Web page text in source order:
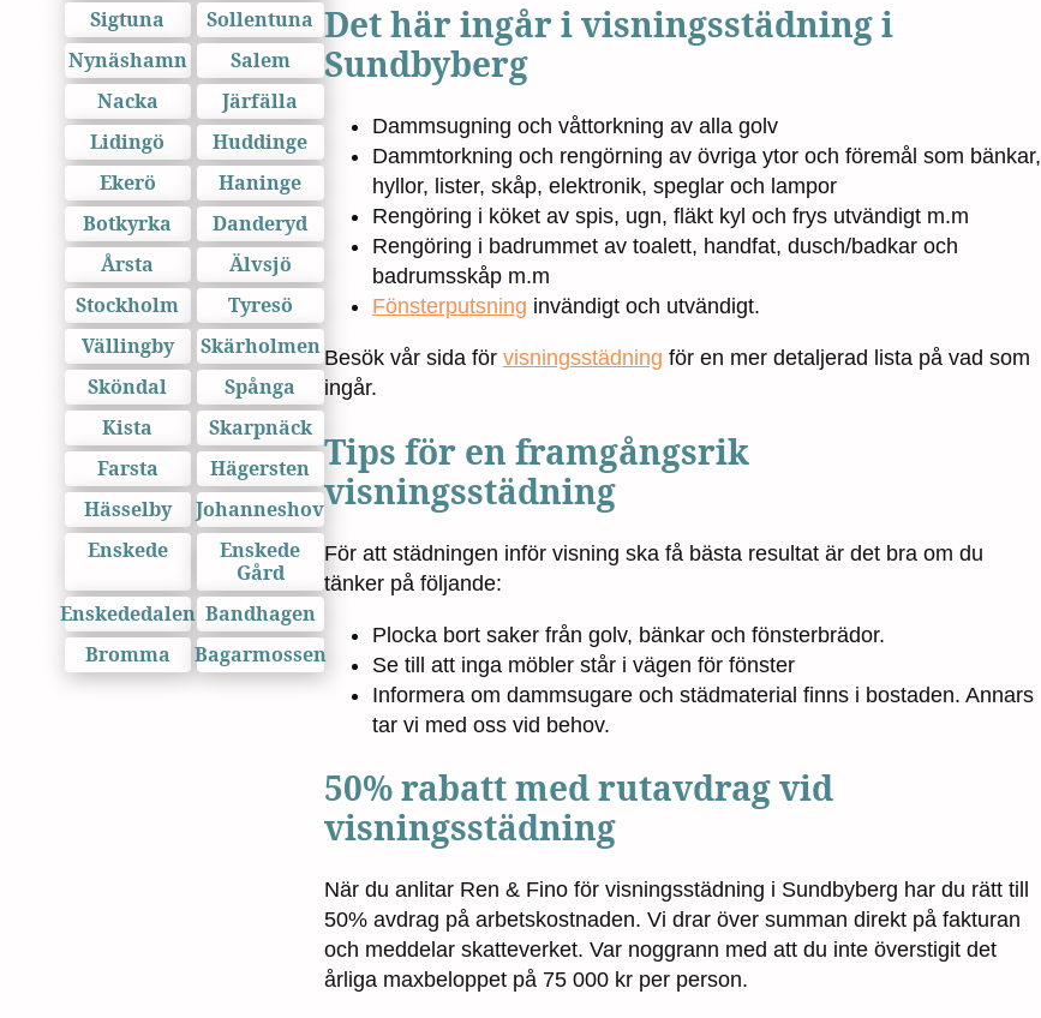
Sigtuna
Sollentuna
Nynäshamn
Salem
Nacka
Järfälla
Lidingö
Huddinge
Ekerö
Haninge
Botkyrka
Danderyd
Årsta
Älvsjö
Stockholm
Tyresö
Vällingby
Skärholmen
Sköndal
Spånga
Kista
Skarpnäck
Farsta
Hägersten
Hässelby
Johanneshov
Enskede
Enskede
Gård
Enskededalen Bandhagen
Bromma
Bagarmossen
Det här ingår i visningsstädning i
Sundbyberg
Dammsugning och våttorkning av alla golv
Dammtorkning och rengörning av övriga ytor och föremål som bänkar,
hyllor, lister, skåp, elektronik, speglar och lampor
Rengöring i köket av spis, ugn, fläkt kyl och frys utvändigt m.m
Rengöring i badrummet av toalett, handfat, dusch/badkar och
badrumsskåp m.m
Fönsterputsning invändigt och utvändigt.
Besök vår sida för visningsstädning för en mer detaljerad lista på vad som
ingår.
Tips för en framgångsrik
visningsstädning
För att städningen inför visning ska få bästa resultat är det bra om du
tänker på följande:
Plocka bort saker från golv, bänkar och fönsterbrädor.
Se till att inga möbler står i vägen för fönster
Informera om dammsugare och städmaterial finns i bostaden. Annars
tar vi med oss vid behov.
50% rabatt med rutavdrag vid
visningsstädning
När du anlitar Ren & Fino för visningsstädning i Sundbyberg har du rätt till
50% avdrag på arbetskostnaden. Vi drar över summan direkt på fakturan
och meddelar skatteverket. Var noggrann med att du inte överstigit det
årliga maxbeloppet på 75 000 kr per person.